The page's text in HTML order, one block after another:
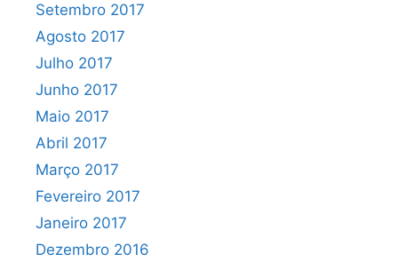
Setembro 2017
Agosto 2017
Julho 2017
Junho 2017
Maio 2017
Abril 2017
Março 2017
Fevereiro 2017
Janeiro 2017
Dezembro 2016